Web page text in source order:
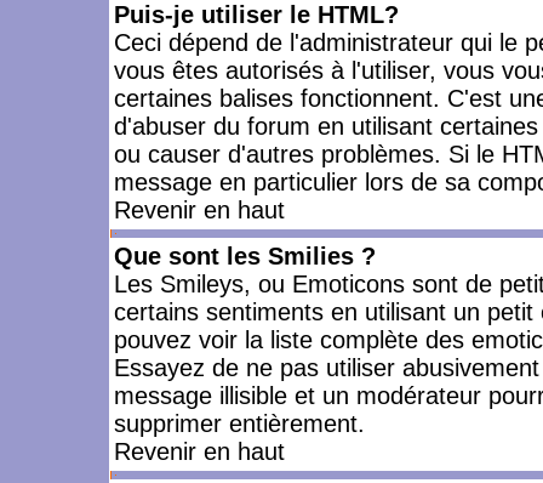
Puis-je utiliser le HTML?
Ceci dépend de l'administrateur qui le
vous êtes autorisés à l'utiliser, vous
certaines balises fonctionnent. C'est
d'abuser du forum en utilisant
ou causer d'autres problèmes. Si le
message en particulier lors de sa
Revenir en haut
Que sont les Smilies ?
Les Smileys, ou Emoticons sont de
certains sentiments en utilisant un
pouvez voir la liste complète des
Essayez de ne pas utiliser
message illisible et un modérateur
supprimer entièrement.
Revenir en haut